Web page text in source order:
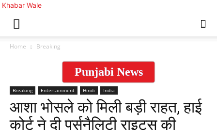
Khabar Wale
Home Breaking
Punjabi News
Breaking Entertainment Hindi India
आशा भोसले को मिली बड़ी राहत, हाई
कोर्ट ने दी पर्सनैलिटी राइट्स की